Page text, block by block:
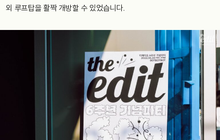
외 루프탑을 활짝 개방할 수 있었습니다.